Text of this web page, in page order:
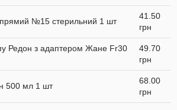
№15 стерильний 1 шт
41.50
грн
Редон з адаптером Жане Fr30
49.70
грн
500 мл 1 шт
68.00
грн